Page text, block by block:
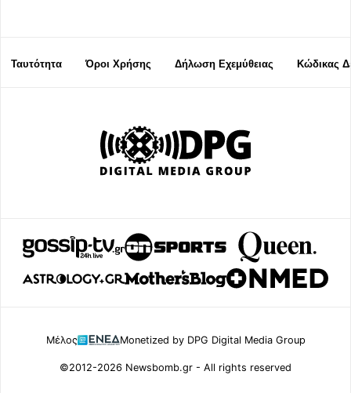
Ταυτότητα Όροι Χρήσης Δήλωση Εχεμύθειας Κώδικας
Μέλος Monetized by DPG Digital Media Group
©2012-2026 Newsbomb.gr - All rights reserved